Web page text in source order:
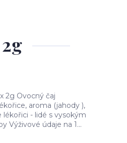
2g Ovocný čaj
aroma (jahody ),
lékořici - lidé s vysokým
Výživové údaje na 1...